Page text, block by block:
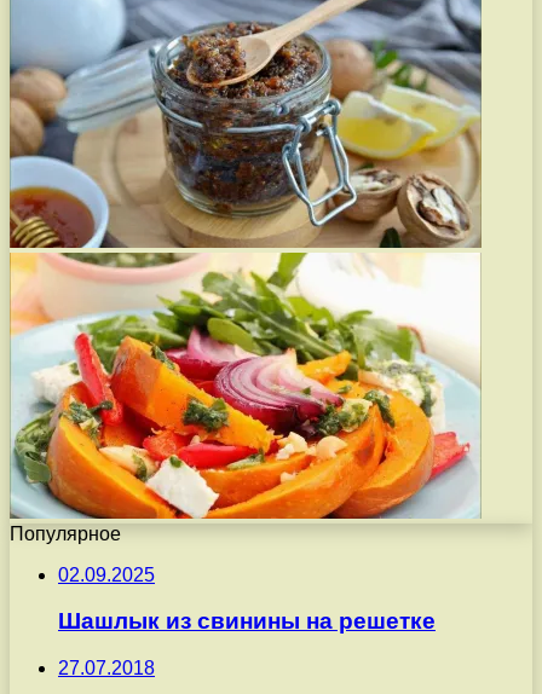
Популярное
02.09.2025
Шашлык из свинины на решетке
27.07.2018